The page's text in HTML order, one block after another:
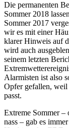
Die permanenten
Sommer 2018
Sommer 2017
wir es mit einer
klarer Hinweis auf
wird auch
seinem letzten
Alarmisten ist also
Opfer gefallen, weil
passt.
Extreme Sommer –
nass – gab es